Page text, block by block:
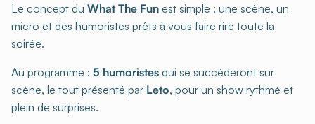
Le concept du What The Fun est simple : une scène, un
micro et des humoristes prêts à vous faire rire toute la
soirée.
Au programme : 5 humoristes qui se succéderont sur
scène, le tout présenté par Leto, pour un show rythmé et
plein de surprises.